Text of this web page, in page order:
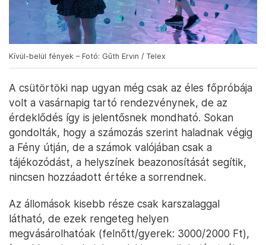
Kívül-belül fények – Fotó: Gűth Ervin / Telex
A csütörtöki nap ugyan még csak az éles főpróbája
volt a vasárnapig tartó rendezvénynek, de az
érdeklődés így is jelentősnek mondható. Sokan
gondolták, hogy a számozás szerint haladnak végig
a Fény útján, de a számok valójában csak a
tájékozódást, a helyszínek beazonosítását segítik,
nincsen hozzáadott értéke a sorrendnek.
Az állomások kisebb része csak karszalaggal
látható, de ezek rengeteg helyen
megvásárolhatóak (felnőtt/gyerek: 3000/2000 Ft),